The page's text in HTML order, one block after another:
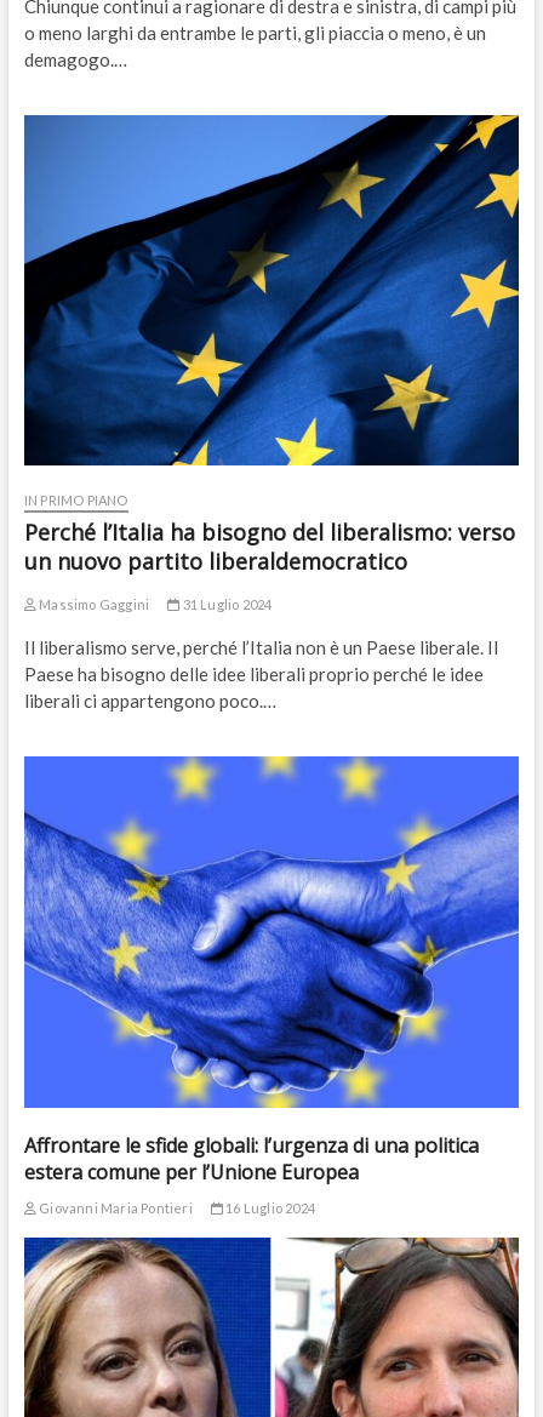
Chiunque continui a ragionare di destra e sinistra, di campi più
o meno larghi da entrambe le parti, gli piaccia o meno, è un
demagogo.…
IN PRIMO PIANO
Perché l’Italia ha bisogno del liberalismo: verso
un nuovo partito liberaldemocratico
Massimo Gaggini 31 Luglio 2024
Il liberalismo serve, perché l’Italia non è un Paese liberale. Il
Paese ha bisogno delle idee liberali proprio perché le idee
liberali ci appartengono poco.…
Affrontare le sfide globali: l’urgenza di una politica
estera comune per l’Unione Europea
Giovanni Maria Pontieri 16 Luglio 2024